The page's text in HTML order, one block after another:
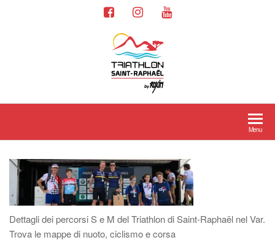
Menu
Dettagli dei percorsi S e M del Triathlon di Saint-Raphaël nel Var.
Trova le mappe di nuoto, ciclismo e corsa